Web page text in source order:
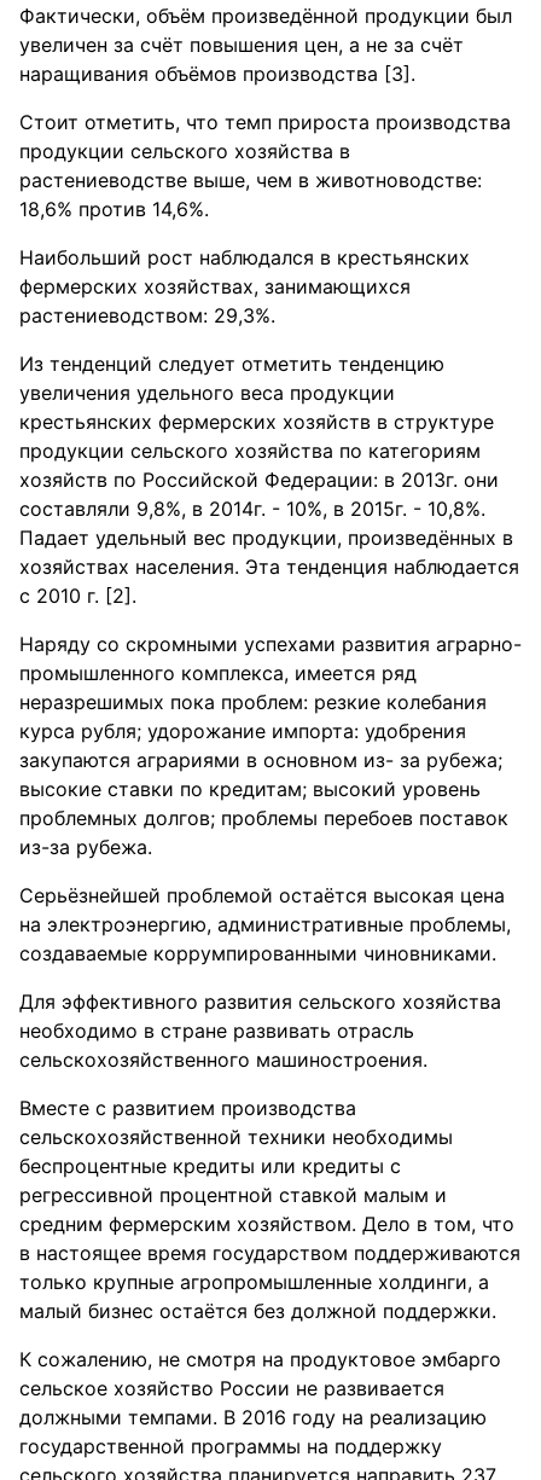
Фактически, объём произведённой продукции был
увеличен за счёт повышения цен, а не за счёт
наращивания объёмов производства [3].
Стоит отметить, что темп прироста производства
продукции сельского хозяйства в
растениеводстве выше, чем в животноводстве:
18,6% против 14,6%.
Наибольший рост наблюдался в крестьянских
фермерских хозяйствах, занимающихся
растениеводством: 29,3%.
Из тенденций следует отметить тенденцию
увеличения удельного веса продукции
крестьянских фермерских хозяйств в структуре
продукции сельского хозяйства по категориям
хозяйств по Российской Федерации: в 2013г. они
составляли 9,8%, в 2014г. - 10%, в 2015г. - 10,8%.
Падает удельный вес продукции, произведённых в
хозяйствах населения. Эта тенденция наблюдается
с 2010 г. [2].
Наряду со скромными успехами развития аграрно-
промышленного комплекса, имеется ряд
неразрешимых пока проблем: резкие колебания
курса рубля; удорожание импорта: удобрения
закупаются аграриями в основном из- за рубежа;
высокие ставки по кредитам; высокий уровень
проблемных долгов; проблемы перебоев поставок
из-за рубежа.
Серьёзнейшей проблемой остаётся высокая цена
на электроэнергию, административные проблемы,
создаваемые коррумпированными чиновниками.
Для эффективного развития сельского хозяйства
необходимо в стране развивать отрасль
сельскохозяйственного машиностроения.
Вместе с развитием производства
сельскохозяйственной техники необходимы
беспроцентные кредиты или кредиты с
регрессивной процентной ставкой малым и
средним фермерским хозяйством. Дело в том, что
в настоящее время государством поддерживаются
только крупные агропромышленные холдинги, а
малый бизнес остаётся без должной поддержки.
К сожалению, не смотря на продуктовое эмбарго
сельское хозяйство России не развивается
должными темпами. В 2016 году на реализацию
государственной программы на поддержку
сельского хозяйства планируется направить 237